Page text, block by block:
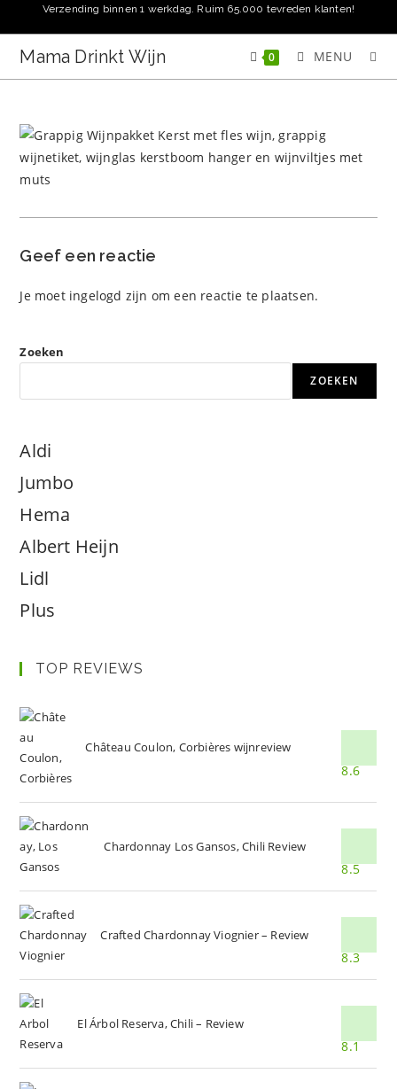
naar
inhoud
Verzending binnen 1 werkdag. Ruim 65.000 tevreden klanten!
Mama Drinkt Wijn 0 MENU
Geef een reactie
Je moet ingelogd zijn om een reactie te plaatsen.
Zoeken
ZOEKEN
Aldi
Jumbo
Hema
Albert Heijn
Lidl
Plus
TOP REVIEWS
Château Coulon, Corbières wijnreview
8.6
Chardonnay Los Gansos, Chili Review
8.5
Crafted Chardonnay Viognier – Review
8.3
El Árbol Reserva, Chili – Review
8.1